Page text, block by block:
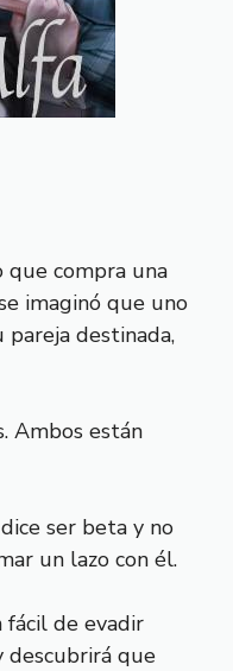
que compra una
imaginó que uno
pareja destinada,
Ambos están
ser beta y no
un lazo con él.
fácil de evadir
descubrirá que